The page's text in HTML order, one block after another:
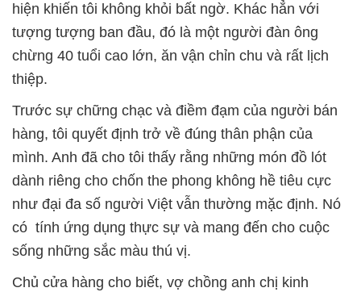
hiện khiến tôi không khỏi bất ngờ. Khác hẳn với
tượng tượng ban đầu, đó là một người đàn ông
chừng 40 tuổi cao lớn, ăn vận chỉn chu và rất lịch
thiệp.
Trước sự chững chạc và điềm đạm của người bán
hàng, tôi quyết định trở về đúng thân phận của
mình. Anh đã cho tôi thấy rằng những món đồ lót
dành riêng cho chốn the phong không hề tiêu cực
như đại đa số người Việt vẫn thường mặc định. Nó
có tính ứng dụng thực sự và mang đến cho cuộc
sống những sắc màu thú vị.
Chủ cửa hàng cho biết, vợ chồng anh chị kinh